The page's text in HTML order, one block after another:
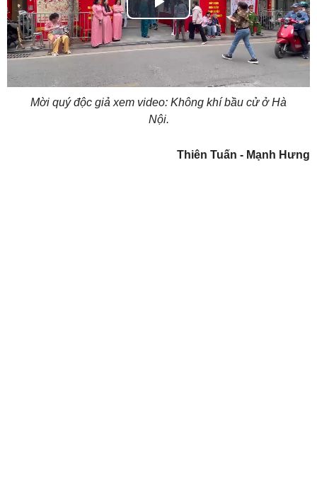
Play
Video
Mời quý độc giả xem video: Không khí bầu cử ở Hà
Nội.
Thiên Tuấn - Mạnh Hưng